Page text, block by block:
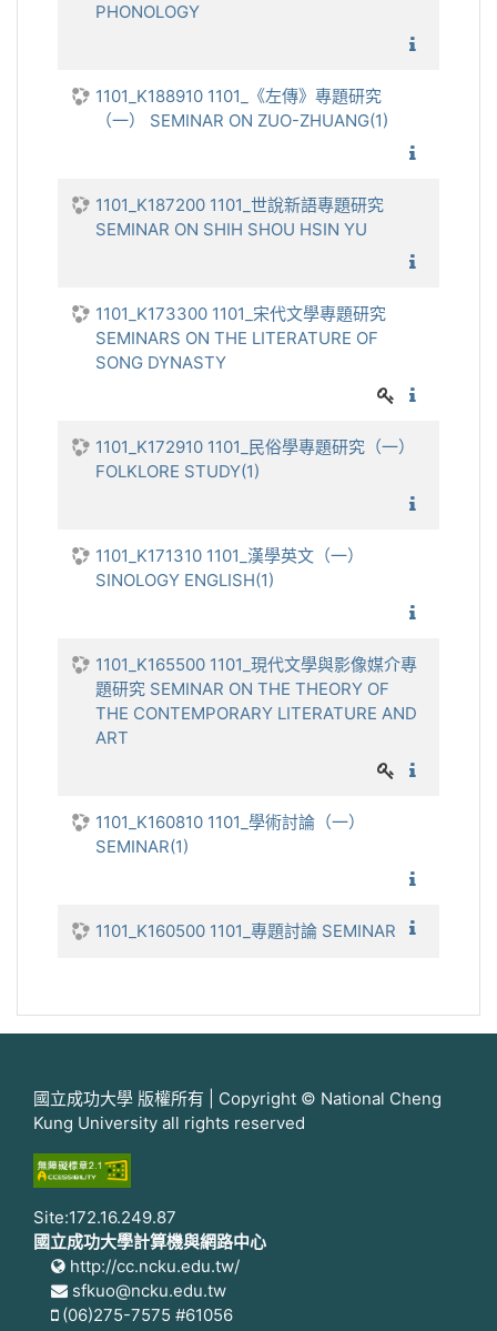
PHONOLOGY
1101_K188910 1101_《左傳》專題研究
（一） SEMINAR ON ZUO-ZHUANG(1)
1101_K187200 1101_世說新語專題研究
SEMINAR ON SHIH SHOU HSIN YU
1101_K173300 1101_宋代文學專題研究
SEMINARS ON THE LITERATURE OF
SONG DYNASTY
1101_K172910 1101_民俗學專題研究（一）
FOLKLORE STUDY(1)
1101_K171310 1101_漢學英文（一）
SINOLOGY ENGLISH(1)
1101_K165500 1101_現代文學與影像媒介專
題研究 SEMINAR ON THE THEORY OF
THE CONTEMPORARY LITERATURE AND
ART
1101_K160810 1101_學術討論（一）
SEMINAR(1)
1101_K160500 1101_專題討論 SEMINAR
國立成功大學 版權所有 | Copyright © National Cheng
Kung University all rights reserved
Site:172.16.249.87
國立成功大學計算機與網路中心
http://cc.ncku.edu.tw/
sfkuo@ncku.edu.tw
(06)275-7575 #61056